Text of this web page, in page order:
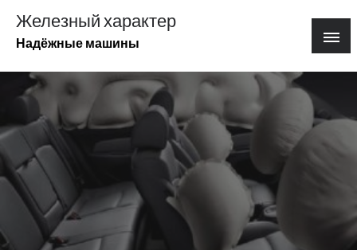
содержимому
Железный характер
Надёжные машины